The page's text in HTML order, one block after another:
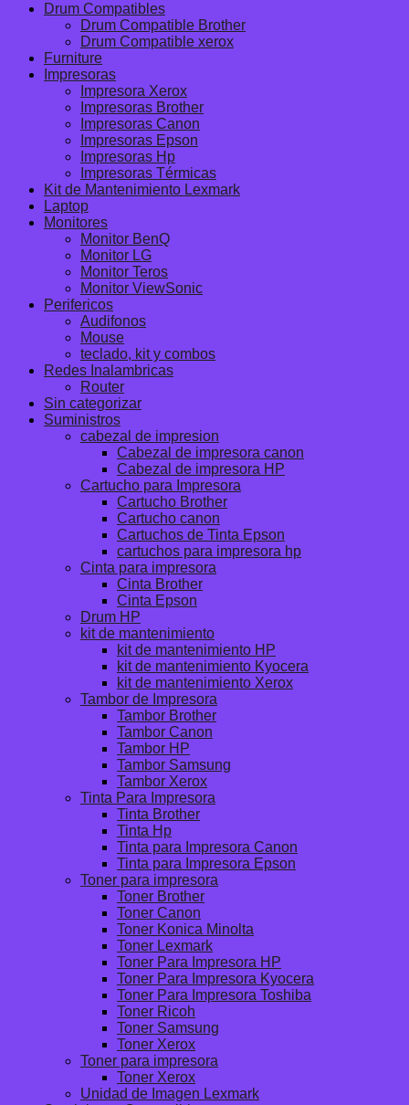
Drum Compatibles
Drum Compatible Brother
Drum Compatible xerox
Furniture
Impresoras
Impresora Xerox
Impresoras Brother
Impresoras Canon
Impresoras Epson
Impresoras Hp
Impresoras Térmicas
Kit de Mantenimiento Lexmark
Laptop
Monitores
Monitor BenQ
Monitor LG
Monitor Teros
Monitor ViewSonic
Perifericos
Audifonos
Mouse
teclado, kit y combos
Redes Inalambricas
Router
Sin categorizar
Suministros
cabezal de impresion
Cabezal de impresora canon
Cabezal de impresora HP
Cartucho para Impresora
Cartucho Brother
Cartucho canon
Cartuchos de Tinta Epson
cartuchos para impresora hp
Cinta para impresora
Cinta Brother
Cinta Epson
Drum HP
kit de mantenimiento
kit de mantenimiento HP
kit de mantenimiento Kyocera
kit de mantenimiento Xerox
Tambor de Impresora
Tambor Brother
Tambor Canon
Tambor HP
Tambor Samsung
Tambor Xerox
Tinta Para Impresora
Tinta Brother
Tinta Hp
Tinta para Impresora Canon
Tinta para Impresora Epson
Toner para impresora
Toner Brother
Toner Canon
Toner Konica Minolta
Toner Lexmark
Toner Para Impresora HP
Toner Para Impresora Kyocera
Toner Para Impresora Toshiba
Toner Ricoh
Toner Samsung
Toner Xerox
Toner para impresora
Toner Xerox
Unidad de Imagen Lexmark